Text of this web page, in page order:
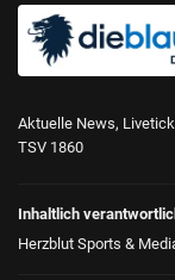
Aktuelle News,
TSV 1860
Inhaltlich
Herzblut Sports &